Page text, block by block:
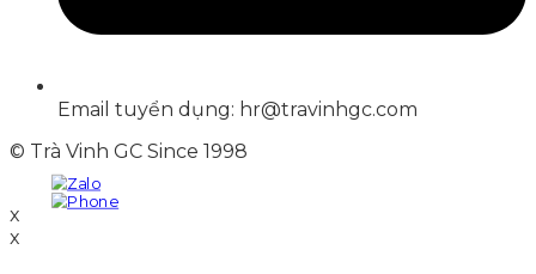
Email tuyển dụng: hr@travinhgc.com
© Trà Vinh GC Since 1998
x
x